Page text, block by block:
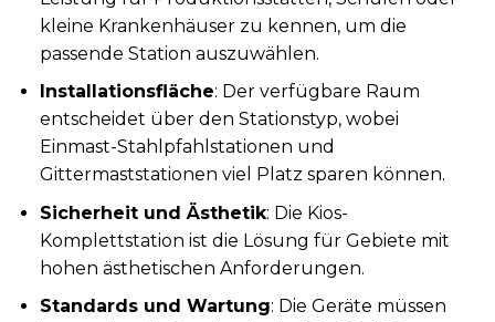
kleine Krankenhäuser zu kennen, um die
passende Station auszuwählen.
Installationsfläche: Der verfügbare Raum
entscheidet über den Stationstyp, wobei
Einmast-Stahlpfahlstationen und
Gittermaststationen viel Platz sparen können.
Sicherheit und Ästhetik: Die Kios-
Komplettstation ist die Lösung für Gebiete mit
hohen ästhetischen Anforderungen.
Standards und Wartung: Die Geräte müssen